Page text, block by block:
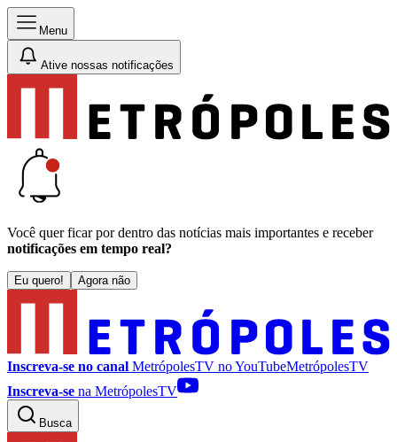
Menu
Ative nossas notificações
Você quer ficar por dentro das notícias mais importantes e receber
notificações em tempo real?
Eu quero! Agora não
Inscreva-se no canal MetrópolesTV noYouTubeMetrópolesTV
Inscreva-se na MetrópolesTV
Busca